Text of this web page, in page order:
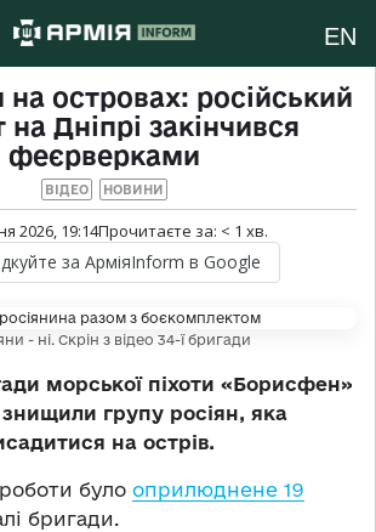
EN
на островах: російський
на Дніпрі закінчився
феєрверками
ВІДЕО НОВИНИ
2026, 19:14Прочитаєте за: < 1 хв.
за АрміяInform в Google
- ні. Скрін з відео 34-ї бригади
морської піхоти «Борисфен»
групу росіян, яка
на острів.
було оприлюднене 19
бригади.